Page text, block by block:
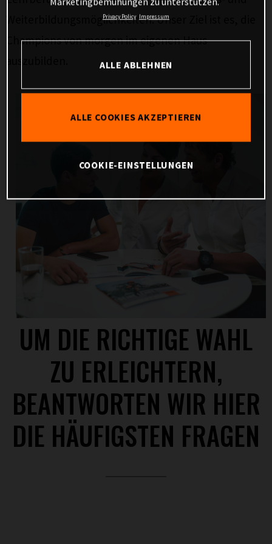
Weiterbildungsmöglichkeiten. Unser Ziel ist es, die
Champions von morgen im eigenen Haus
UM DIE RICHTIGE WAHL
ZU ERLEICHTERN,
BEANTWORTEN WIR HIER
DIE HÄUFIGSTEN FRAGEN
Privacy Policy Impressum
ALLE ABLEHNEN
ALLE COOKIES AKZEPTIEREN
COOKIE-EINSTELLUNGEN